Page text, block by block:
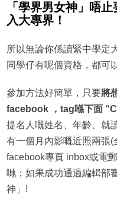
「學界男女神」唔
入大專界！
所以無論你係讀緊中學定
同學仔有呢個資格，都可
參加方法好簡單，只要將
facebook ，tag喺下面
提名人嘅姓名、年齡、就
有一個月內影嘅近照兩張
facebook專頁 inbox或電
哋；如果成功通過編輯部
神」!